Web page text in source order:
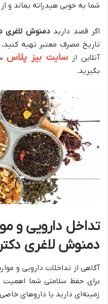
شما به خوبی هیدراته بماند و
اگر قصد داریددمنوش لاغری
تاریخ مصرف معتبر تهیه
آنلاین از سایت بیز پلاس
بگیرید.
تداخل دارویی و
دمنوش لاغری
آگاهی از تداخلات دارویی و
برای حفظ سلامتی شما اهمیت
زمینه‌ای دارید یا داروهای